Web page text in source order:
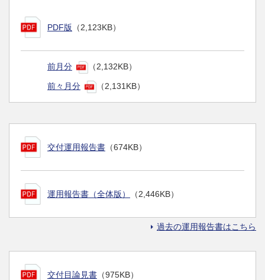
PDF版 （2,123KB）
前月分 （2,132KB）
前々月分 （2,131KB）
交付運用報告書 （674KB）
運用報告書（全体版） （2,446KB）
過去の運用報告書はこちら
交付目論見書 （975KB）